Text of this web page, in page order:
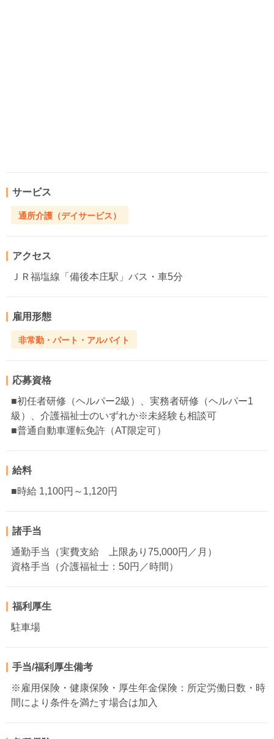
サービス
通所介護（デイサービス）
アクセス
ＪＲ福塩線「備後本庄駅」バス・車5分
雇用形態
非常勤・パート・アルバイト
応募資格
■初任者研修（ヘルパー2級）、実務者研修（ヘルパー1
級）、介護福祉士のいずれか※未経験も相談可
■普通自動車運転免許（AT限定可）
給料
■時給 1,100円～1,120円
諸手当
通勤手当（実費支給 上限あり75,000円／月）
資格手当（介護福祉士：50円／時間）
福利厚生
駐車場
手当/福利厚生備考
※雇用保険・健康保険・厚生年金保険：所定労働日数・時
間により条件を満たす場合は加入